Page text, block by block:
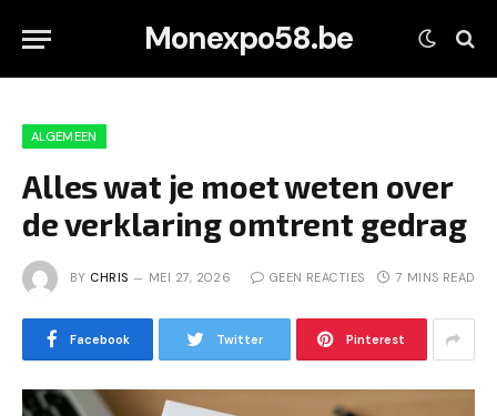
Monexpo58.be
ALGEMEEN
Alles wat je moet weten over
de verklaring omtrent gedrag
BY CHRIS MEI 27, 2026 GEEN REACTIES 7 MINS READ
Facebook Twitter Pinterest